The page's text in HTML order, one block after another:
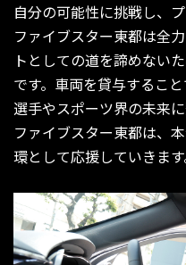
自分の可能性に挑戦し、
ファイブスター東都は全
トとしての道を諦めない
です。車両を貸与するこ
選手やスポーツ界の未来
ファイブスター東都は、
環として応援していきます